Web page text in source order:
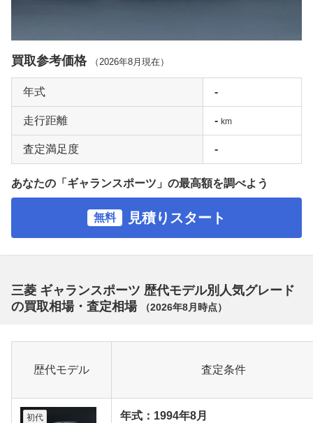
買取参考価格 （ 2026年8月 現在）
年式 -
走行距離 - km
査定満足度 -
あなたの「ギャランスポーツ」の最高額を調べよう
無料 見積りスタート
三菱 ギャランスポーツ 歴代モデル別人気グレード
の買取相場・査定相場
（2026年8月 時点）
歴代モデル 査定条件
初代
年式：1994年8月